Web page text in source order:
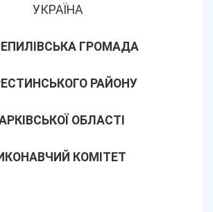
УКРАЇНА
ГРОМАДА
РАЙОНУ
ОБЛАСТІ
КОМІТЕТ